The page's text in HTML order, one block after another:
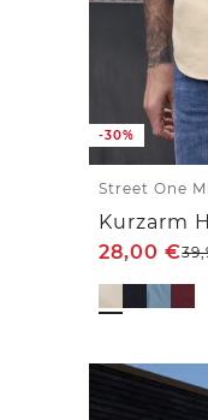
-30%
Street One
Kurzarm
28,00€